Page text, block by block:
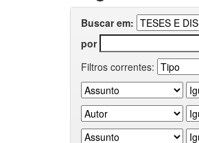
Buscar em:
por
Filtros correntes: